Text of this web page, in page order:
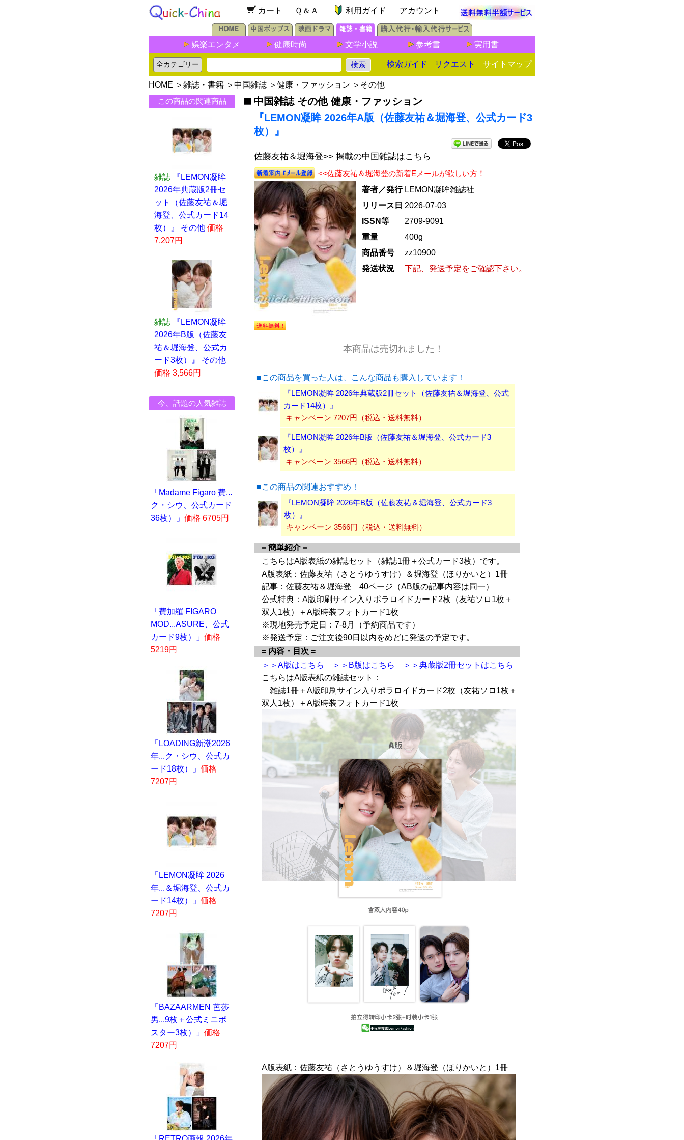
カート Ｑ＆Ａ 利用ガイド アカウント
娯楽エンタメ 健康時尚 文学小説 参考書 実用書
検索ガイド リクエスト サイトマップ
HOME ＞ 雑誌・書籍 ＞ 中国雑誌 ＞ 健康・ファッション ＞ その他
この商品の関連商品
雑誌
『LEMON凝眸
2026年典蔵版2冊セ
ット（佐藤友祐＆堀
海登、公式カード14
枚）』 その他 価格
7,207円
雑誌
『LEMON凝眸
2026年B版（佐藤友
祐＆堀海登、公式カ
ード3枚）』 その他
価格 3,566円
今、話題の人気雑誌
「Madame Figaro 費...
ク・シウ、公式カード
36枚）」 価格 6705円
「費加羅 FIGARO
MOD...ASURE、公式
カード9枚）」 価格
5219円
「LOADING新潮2026
年...ク・シウ、公式カ
ード18枚）」 価格
7207円
「LEMON凝眸 2026
年...＆堀海登、公式カ
ード14枚）」 価格
7207円
「BAZAARMEN 芭莎
男...9枚＋公式ミニポ
スター3枚）」 価格
7207円
中国雑誌 その他 健康・ファッション
『LEMON凝眸 2026年A版（佐藤友祐＆堀海登、公式カード3
枚）』
佐藤友祐＆堀海登>> 掲載の中国雑誌はこちら
<<佐藤友祐＆堀海登の新着Eメールが欲しい方！
著者／発行 LEMON凝眸雑誌社
リリース日 2026-07-03
ISSN等
2709-9091
重量
400g
商品番号
zz10900
発送状況
下記、発送予定をご確認下さい。
本商品は売切れました！
■この商品を買った人は、こんな商品も購入しています！
『LEMON凝眸 2026年典蔵版2冊セット（佐藤友祐＆堀海登、公式
カード14枚）』
キャンペーン 7207円（税込・送料無料）
『LEMON凝眸 2026年B版（佐藤友祐＆堀海登、公式カード3
枚）』
キャンペーン 3566円（税込・送料無料）
■この商品の関連おすすめ！
『LEMON凝眸 2026年B版（佐藤友祐＆堀海登、公式カード3
枚）』
キャンペーン 3566円（税込・送料無料）
= 簡単紹介 =
こちらはA版表紙の雑誌セット（雑誌1冊＋公式カード3枚）です。
A版表紙：佐藤友祐（さとうゆうすけ）＆堀海登（ほりかいと）1冊
記事：佐藤友祐＆堀海登 40ページ（AB版の記事内容は同一）
公式特典：A版印刷サイン入りポラロイドカード2枚（友祐ソロ1枚＋
双人1枚）＋A版時装フォトカード1枚
※現地発売予定日：7-8月（予約商品です）
※発送予定：ご注文後90日以内をめどに発送の予定です。
= 内容・目次 =
＞＞A版はこちら
＞＞B版はこちら
＞＞典蔵版2冊セットはこちら
こちらはA版表紙の雑誌セット：
雑誌1冊＋A版印刷サイン入りポラロイドカード2枚（友祐ソロ1枚＋
双人1枚）＋A版時装フォトカード1枚
A版表紙：佐藤友祐（さとうゆうすけ）＆堀海登（ほりかいと）1冊